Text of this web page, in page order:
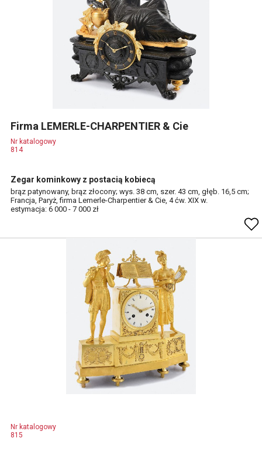
Firma LEMERLE-CHARPENTIER & Cie
Nr katalogowy
814
Zegar kominkowy z postacią kobiecą
brąz patynowany, brąz złocony; wys. 38 cm, szer. 43 cm, głęb. 16,5 cm;
Francja, Paryż, firma Lemerle-Charpentier & Cie, 4 ćw. XIX w.
estymacja: 6 000 - 7 000 zł
Nr katalogowy
815